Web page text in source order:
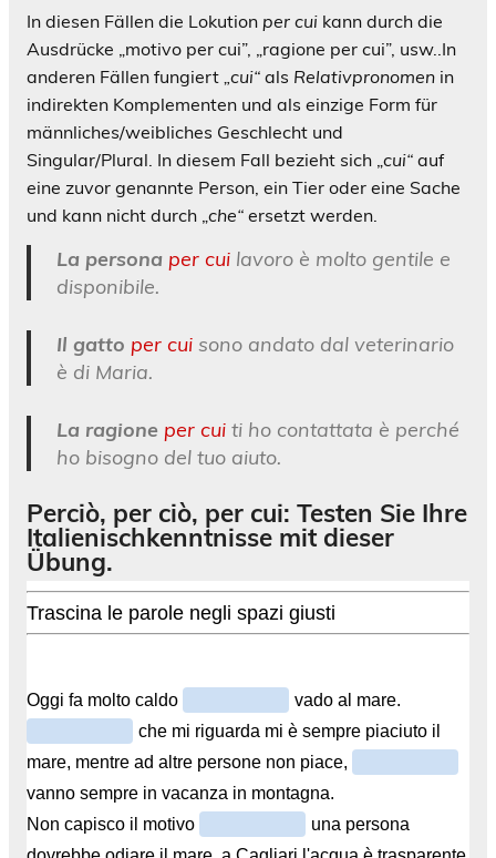
In diesen Fällen die Lokution per cui kann durch die
Ausdrücke „motivo per cui”, „ragione per cui”, usw..In
anderen Fällen fungiert „cui“ als Relativpronomen in
indirekten Komplementen und als einzige Form für
männliches/weibliches Geschlecht und
Singular/Plural. In diesem Fall bezieht sich „cui“ auf
eine zuvor genannte Person, ein Tier oder eine Sache
und kann nicht durch „che“ ersetzt werden.
La personaper cuilavoro è molto gentile e
disponibile.
Il gatto per cuisono andato dal veterinario
è di Maria.
La ragione per cuiti ho contattata è perché
ho bisogno del tuo aiuto.
Perciò, per ciò, per cui: Testen Sie Ihre
Italienischkenntnisse mit dieser
Übung.